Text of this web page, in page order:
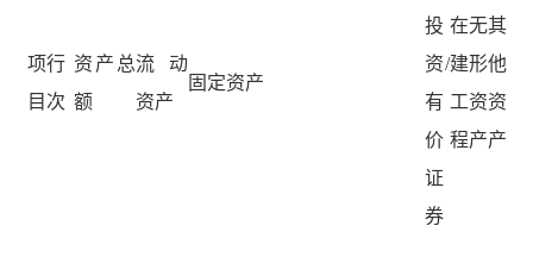
项
目
行
次
资产总
额
流动
资产
固定资产
投
资/
有
价
证
券
在
建
工
程
无
形
资
产
其
他
资
产